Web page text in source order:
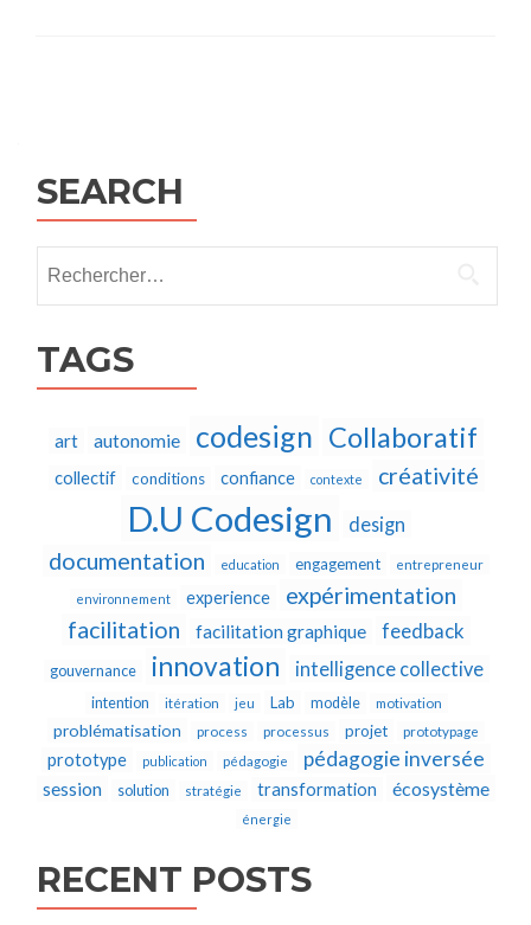
SEARCH
TAGS
art autonomie codesign Collaboratif
collectif conditions confiance contexte créativité
D.U Codesign design
documentation education engagement entrepreneur
environnement experience
expérimentation
facilitation
facilitation graphique feedback
gouvernance innovation intelligence collective
intention itération jeu Lab modèle motivation
problématisation process processus projet prototypage
prototype publication pédagogie pédagogie inversée
session solution stratégie transformation écosystème
énergie
RECENT POSTS